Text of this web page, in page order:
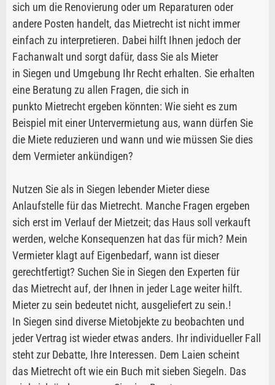
sich um die Renovierung oder um Reparaturen oder
andere Posten handelt, das Mietrecht ist nicht immer
einfach zu interpretieren. Dabei hilft Ihnen jedoch der
Fachanwalt und sorgt dafür, dass Sie als Mieter
in Siegen und Umgebung Ihr Recht erhalten. Sie erhalten
eine Beratung zu allen Fragen, die sich in
punkto Mietrecht ergeben könnten: Wie sieht es zum
Beispiel mit einer Untervermietung aus, wann dürfen Sie
die Miete reduzieren und wann und wie müssen Sie dies
dem Vermieter ankündigen?
Nutzen Sie als in Siegen lebender Mieter diese
Anlaufstelle für das Mietrecht. Manche Fragen ergeben
sich erst im Verlauf der Mietzeit; das Haus soll verkauft
werden, welche Konsequenzen hat das für mich? Mein
Vermieter klagt auf Eigenbedarf, wann ist dieser
gerechtfertigt? Suchen Sie in Siegen den Experten für
das Mietrecht auf, der Ihnen in jeder Lage weiter hilft.
Mieter zu sein bedeutet nicht, ausgeliefert zu sein.!
In Siegen sind diverse Mietobjekte zu beobachten und
jeder Vertrag ist wieder etwas anders. Ihr individueller Fall
steht zur Debatte, Ihre Interessen. Dem Laien scheint
das Mietrecht oft wie ein Buch mit sieben Siegeln. Das